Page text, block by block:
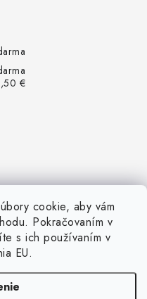
cookie, aby vám
Pokračovaním v
s ich používaním v
EU.
€